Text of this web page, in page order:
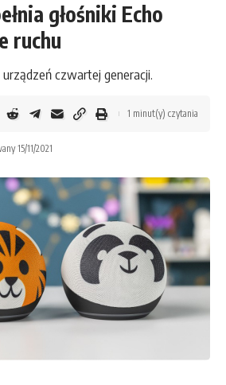
głośniki Echo
ruchu
czwartej generacji.
15/11/2021
1 minut(y) czytania